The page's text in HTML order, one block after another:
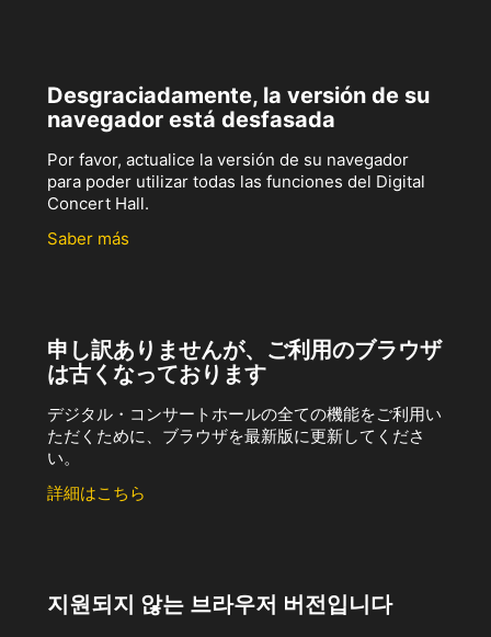
Desgraciadamente, la versión de su
navegador está desfasada
Por favor, actualice la versión de su navegador
para poder utilizar todas las funciones del Digital
Concert Hall.
Saber más
申し訳ありませんが、ご利用のブラウザ
は古くなっております
デジタル・コンサートホールの全ての機能をご利用い
ただくために、ブラウザを最新版に更新してくださ
い。
詳細はこちら
지원되지 않는 브라우저 버전입니다